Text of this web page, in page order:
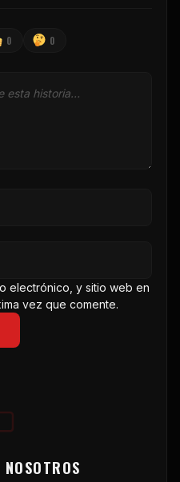
0 0
electrónico, y sitio web en
vez que comente.